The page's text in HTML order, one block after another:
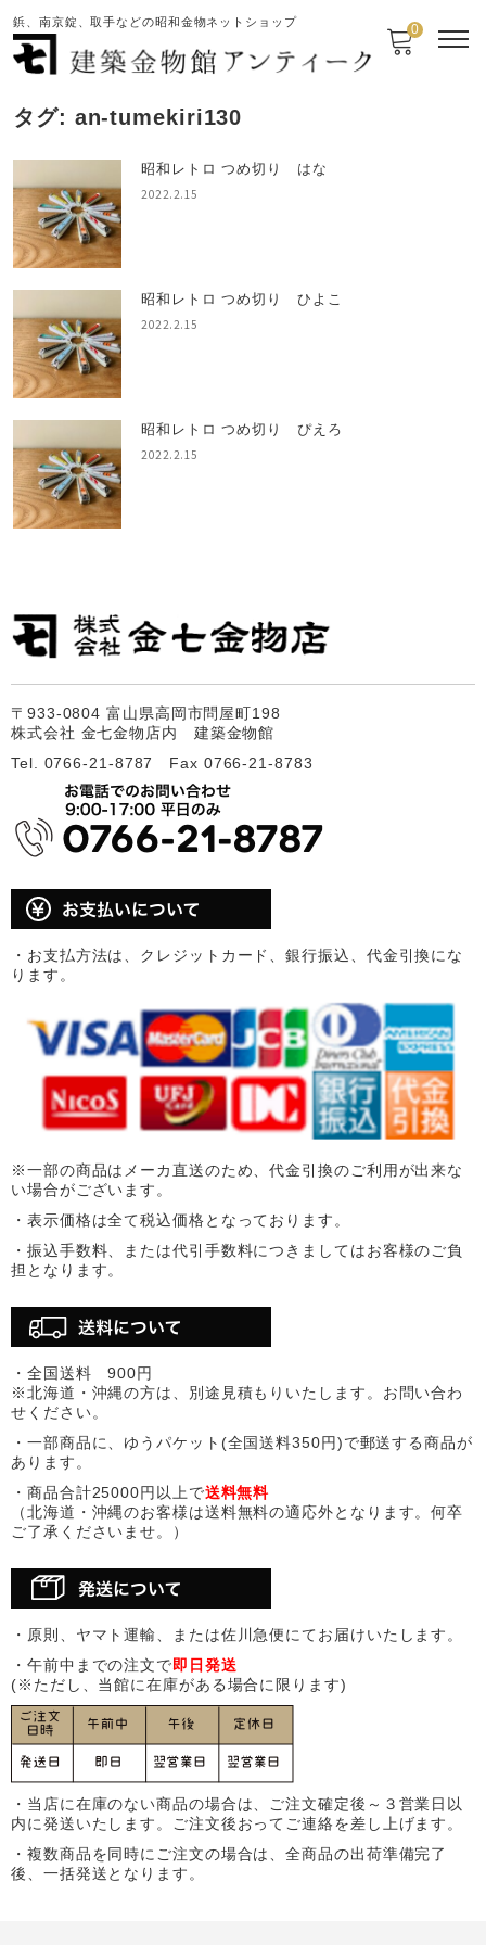
鋲、南京錠、取手などの昭和金物ネットショップ 0
タグ: an-tumekiri130
昭和レトロ つめ切り はな
2022.2.15
昭和レトロ つめ切り ひよこ
2022.2.15
昭和レトロ つめ切り ぴえろ
2022.2.15
〒933-0804 富山県高岡市問屋町198
株式会社 金七金物店内 建築金物館
Tel. 0766-21-8787 Fax 0766-21-8783
・お支払方法は、クレジットカード、銀行振込、代金引換にな
ります。
※一部の商品はメーカ直送のため、代金引換のご利用が出来な
い場合がございます。
・表示価格は全て税込価格となっております。
・振込手数料、または代引手数料につきましてはお客様のご負
担となります。
・全国送料 900円
※北海道・沖縄の方は、別途見積もりいたします。お問い合わ
せください。
・一部商品に、ゆうパケット(全国送料350円)で郵送する商品が
あります。
・商品合計25000円以上で送料無料
（北海道・沖縄のお客様は送料無料の適応外となります。何卒
ご了承くださいませ。）
・原則、ヤマト運輸、または佐川急便にてお届けいたします。
・午前中までの注文で即日発送
(※ただし、当館に在庫がある場合に限ります)
・当店に在庫のない商品の場合は、ご注文確定後～３営業日以
内に発送いたします。ご注文後おってご連絡を差し上げます。
・複数商品を同時にご注文の場合は、全商品の出荷準備完了
後、一括発送となります。